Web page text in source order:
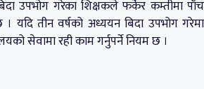
उपभोग गरेका शिक्षकले फर्केर कम्तीमा पाँच
यदि तीन वर्षको अध्ययन बिदा उपभोग गरेमा
सेवामा रही काम गर्नुपर्ने नियम छ ।